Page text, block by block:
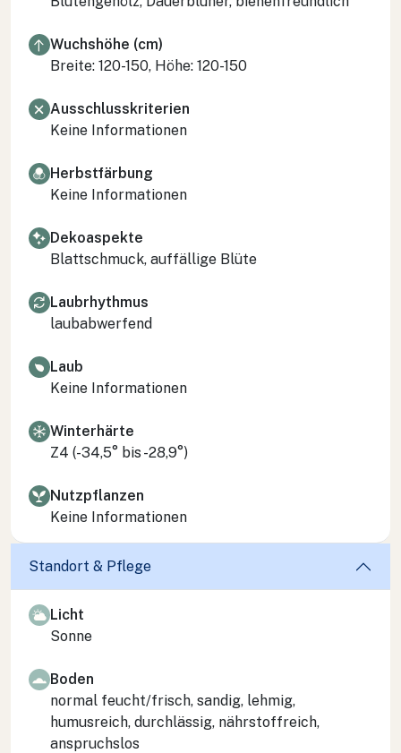
Wuchshöhe (cm)
Breite: 120-150, Höhe: 120-150
Ausschlusskriterien
Keine Informationen
Herbstfärbung
Keine Informationen
Dekoaspekte
Blattschmuck, auffällige Blüte
Laubrhythmus
laubabwerfend
Laub
Keine Informationen
Winterhärte
Z4 (-34,5° bis -28,9°)
Nutzpflanzen
Keine Informationen
Standort & Pflege
Licht
Sonne
Boden
normal feucht/frisch, sandig, lehmig,
humusreich, durchlässig, nährstoffreich,
anspruchslos